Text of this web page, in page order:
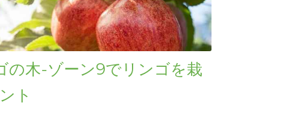
の木-ゾーン9でリンゴを栽
ト